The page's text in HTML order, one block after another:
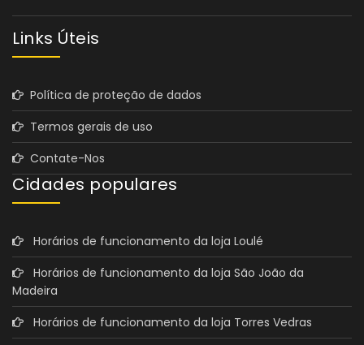
Links Úteis
Política de proteção de dados
Termos gerais de uso
Contate-Nos
Cidades populares
Horários de funcionamento da loja Loulé
Horários de funcionamento da loja São João da
Madeira
Horários de funcionamento da loja Torres Vedras